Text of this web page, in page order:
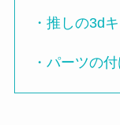
・推しの3d
・パーツの